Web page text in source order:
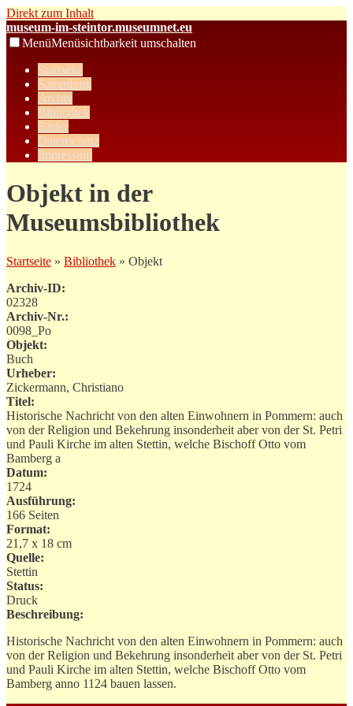
Direkt zum Inhalt
museum-im-steintor.museumnet.eu
MenüMenüsichtbarkeit umschalten
Startseite
Sammlung
Archiv
Bibliothek
Bilder
Datenschutz
Impressum
Objekt in der
Museumsbibliothek
Startseite » Bibliothek » Objekt
Archiv-ID:
02328
Archiv-Nr.:
0098_Po
Objekt:
Buch
Urheber:
Zickermann, Christiano
Titel:
Historische Nachricht von den alten Einwohnern in Pommern: auch
von der Religion und Bekehrung insonderheit aber von der St. Petri
und Pauli Kirche im alten Stettin, welche Bischoff Otto vom
Bamberg a
Datum:
1724
Ausführung:
166 Seiten
Format:
21,7 x 18 cm
Quelle:
Stettin
Status:
Druck
Beschreibung:
Historische Nachricht von den alten Einwohnern in Pommern: auch
von der Religion und Bekehrung insonderheit aber von der St. Petri
und Pauli Kirche im alten Stettin, welche Bischoff Otto vom
Bamberg anno 1124 bauen lassen.